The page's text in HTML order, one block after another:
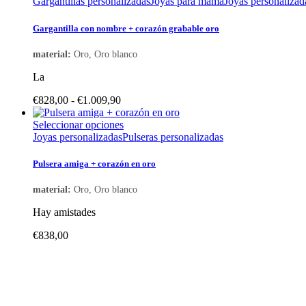
producto
múltiples
Las
en
la
página
producto
Gargantilla con nombre + corazón grabable oro
material: Oro, Oro blanco
La
€828,00 - €1.009,90Rango
de
precios:
desde
hasta
Seleccionar opcionesEste
producto
múltiples
Las
Joyas personalizadasPulseras personalizadas
Pulsera amiga + corazón en oro
material: Oro, Oro blanco
Hay amistades
€838,00